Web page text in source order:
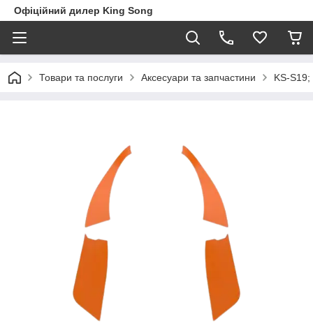
Офіційний дилер King Song
Товари та послуги Аксесуари та запчастини KS-S19;